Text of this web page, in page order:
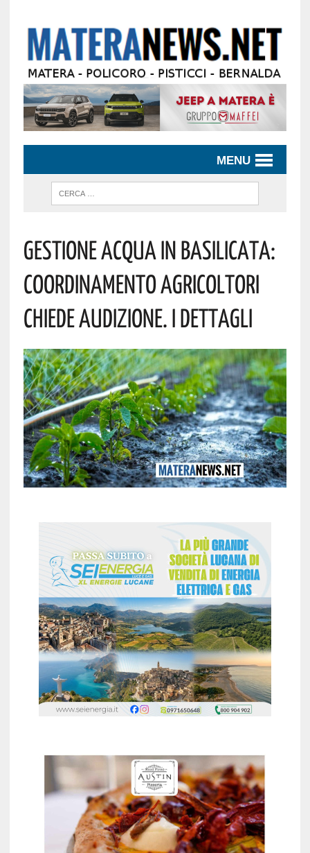
MENU
Gestione Acqua In Basilicata:
Coordinamento Agricoltori
Chiede Audizione. I Dettagli